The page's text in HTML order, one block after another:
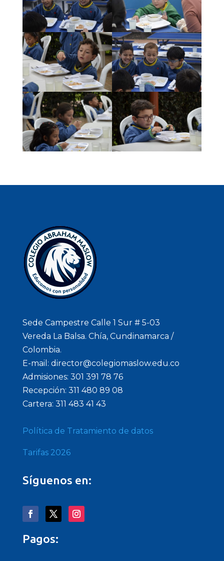
Sede Campestre Calle 1 Sur # 5-03
Vereda La Balsa. Chía, Cundinamarca /
Colombia.
E-mail: director@colegiomaslow.edu.co
Admisiones: 301 391 78 76
Recepción: 311 480 89 08
Cartera: 311 483 41 43
Política de Tratamiento de datos
Tarifas 2026
Síguenos en:
Pagos: